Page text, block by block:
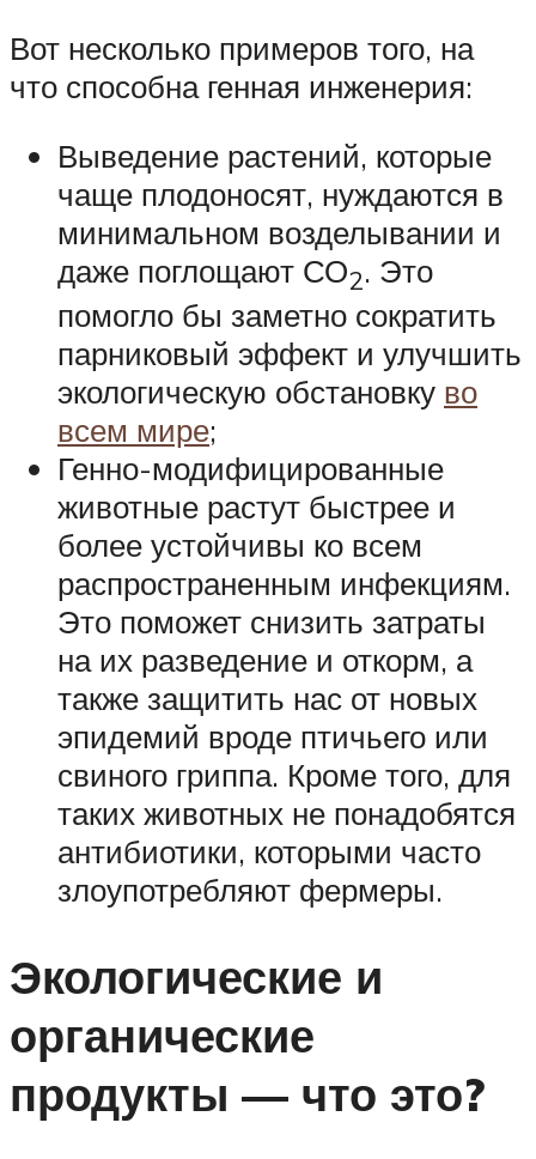
Вот несколько примеров того, на
что способна генная инженерия:
Выведение растений, которые
чаще плодоносят, нуждаются в
минимальном возделывании и
даже поглощают СО2. Это
помогло бы заметно сократить
парниковый эффект и улучшить
экологическую обстановку во
всем мире;
Генно-модифицированные
животные растут быстрее и
более устойчивы ко всем
распространенным инфекциям.
Это поможет снизить затраты
на их разведение и откорм, а
также защитить нас от новых
эпидемий вроде птичьего или
свиного гриппа. Кроме того, для
таких животных не понадобятся
антибиотики, которыми часто
злоупотребляют фермеры.
Экологические и
органические
продукты — что это?